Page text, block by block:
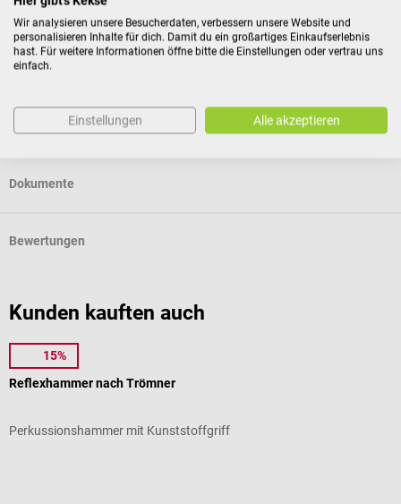
5 Nadelfaden-Kombinationen aus Seide
5 Nadelfaden-Kombinationen aus Nylon
1 Reißverschlussetui
Produktidentifikation
Dokumente
Bewertungen
Kunden kauften auch
15%
Reflexhammer nach Trömner
Perkussionshammer mit Kunststoffgriff
Wir analysieren unsere Besucherdaten, verbessern unsere Website und
personalisieren Inhalte für dich. Damit du ein großartiges Einkaufserlebnis
hast. Für weitere Informationen öffne bitte die Einstellungen oder vertrau uns
einfach.
Einstellungen Alle akzeptieren